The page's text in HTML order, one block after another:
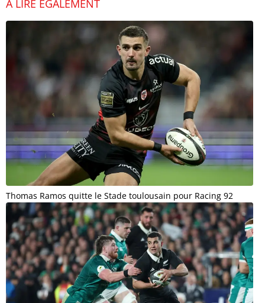
À LIRE ÉGALEMENT
Thomas Ramos quitte le Stade toulousain pour Racing 92